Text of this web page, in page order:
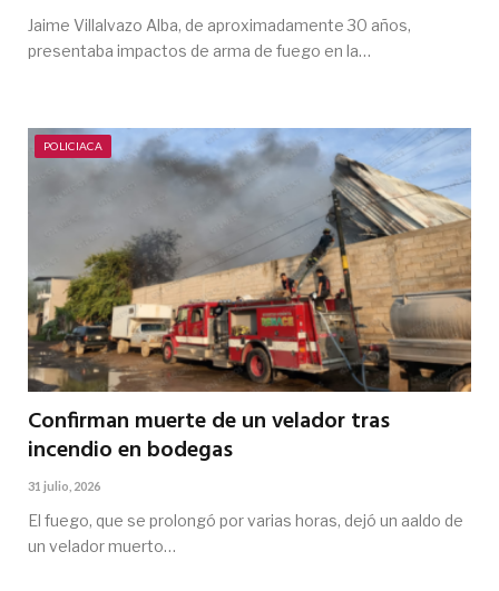
Jaime Villalvazo Alba, de aproximadamente 30 años,
presentaba impactos de arma de fuego en la…
POLICIACA
Confirman muerte de un velador tras
incendio en bodegas
31 julio, 2026
El fuego, que se prolongó por varias horas, dejó un aaldo de
un velador muerto…